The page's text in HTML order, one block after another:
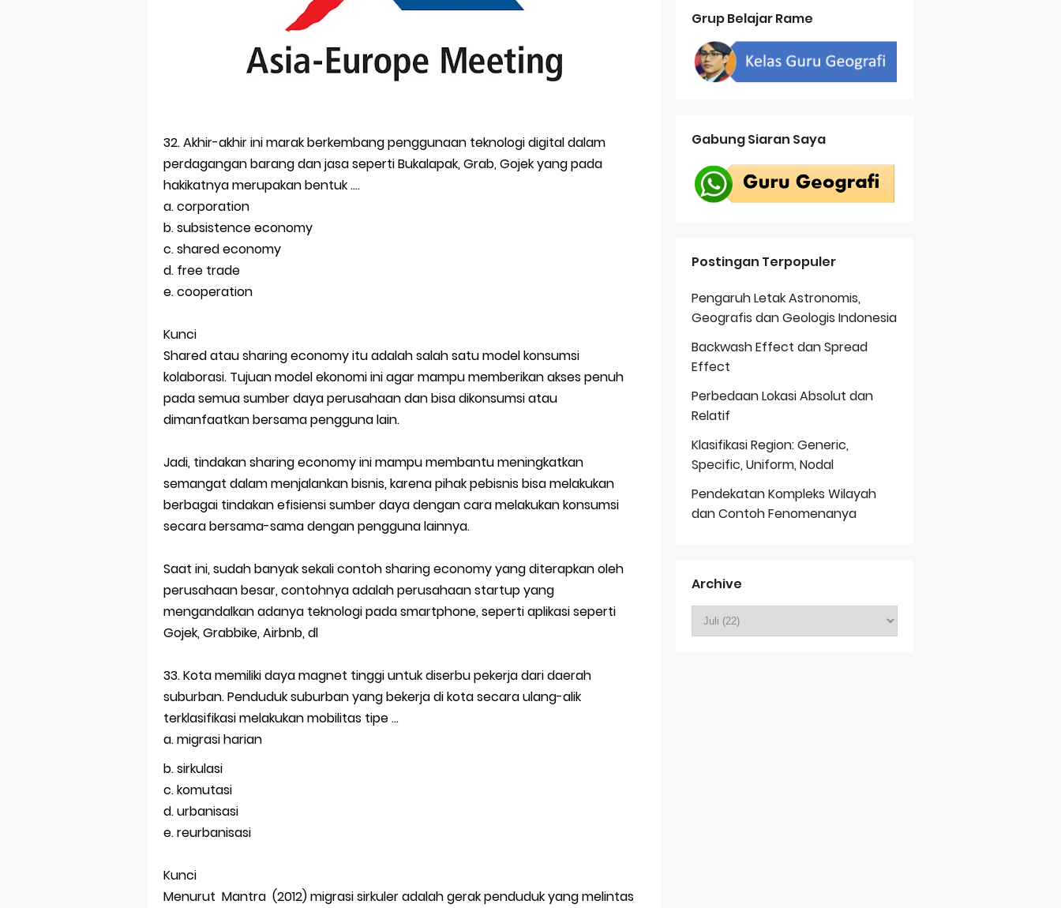
32. Akhir-akhir ini marak berkembang penggunaan teknologi digital dalam
perdagangan barang dan jasa seperti Bukalapak, Grab, Gojek yang pada
hakikatnya merupakan bentuk ....
a. corporation
b. subsistence economy
c. shared economy
d. free trade
e. cooperation
Kunci
Shared atau sharing economy itu adalah salah satu model konsumsi
kolaborasi. Tujuan model ekonomi ini agar mampu memberikan akses penuh
pada semua sumber daya perusahaan dan bisa dikonsumsi atau
dimanfaatkan bersama pengguna lain.
Jadi, tindakan sharing economy ini mampu membantu meningkatkan
semangat dalam menjalankan bisnis, karena pihak pebisnis bisa melakukan
berbagai tindakan efisiensi sumber daya dengan cara melakukan konsumsi
secara bersama-sama dengan pengguna lainnya.
Saat ini, sudah banyak sekali contoh sharing economy yang diterapkan oleh
perusahaan besar, contohnya adalah perusahaan startup yang
mengandalkan adanya teknologi pada smartphone, seperti aplikasi seperti
Gojek, Grabbike, Airbnb, dl
33. Kota memiliki daya magnet tinggi untuk diserbu pekerja dari daerah
suburban. Penduduk suburban yang bekerja di kota secara ulang-alik
terklasifikasi melakukan mobilitas tipe ...
a. migrasi harian
b. sirkulasi
c. komutasi
d. urbanisasi
e. reurbanisasi
Kunci
Menurut Mantra (2012) migrasi sirkuler adalah gerak penduduk yang melintas
Grup Belajar Rame
Gabung Siaran Saya
Postingan Terpopuler
Pengaruh Letak Astronomis,
Geografis dan Geologis Indonesia
Backwash Effect dan Spread
Effect
Perbedaan Lokasi Absolut dan
Relatif
Klasifikasi Region: Generic,
Specific, Uniform, Nodal
Pendekatan Kompleks Wilayah
dan Contoh Fenomenanya
Archive